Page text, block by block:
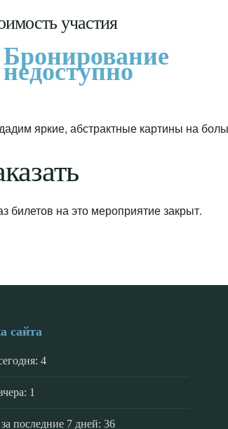
участия
Бронирование
недоступно
яркие, абстрактные картины на
билетов на это мероприятие закрыт.
сайта
4
1
последние 7 дней: 36